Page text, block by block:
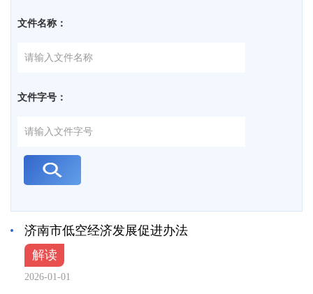
文件名称：
文件字号：
济南市低空经济发展促进办法
解读
2026-01-01